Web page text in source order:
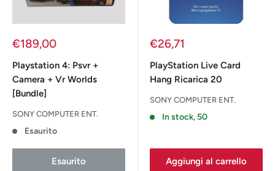
Prezzo
€189,00
Playstation 4: Psvr +
Camera + Vr Worlds
[Bundle]
SONY COMPUTER ENT.
Esaurito
Esaurito
Prezzo
€26,71
PlayStation Live Card
Hang Ricarica 20
SONY COMPUTER ENT.
In stock, 50
Aggiungi al carrello